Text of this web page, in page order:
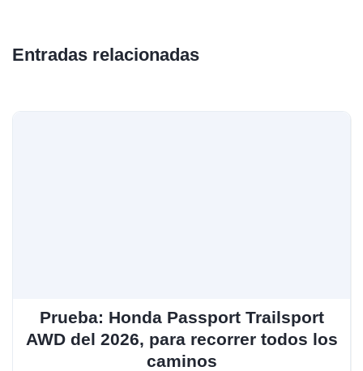
Entradas relacionadas
Prueba: Honda Passport Trailsport
AWD del 2026, para recorrer todos los
caminos